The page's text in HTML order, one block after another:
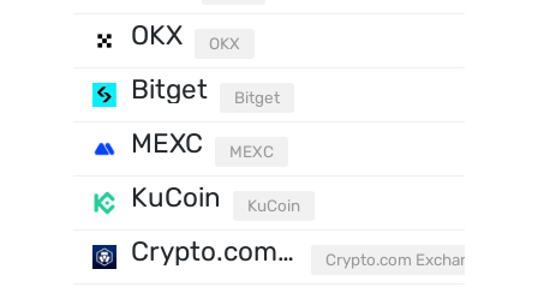
OKX OKX
Bitget Bitget
MEXC MEXC
KuCoin KuCoin
Crypto.com Exchange Crypto.com Exchange